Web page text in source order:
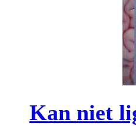
Kan niet